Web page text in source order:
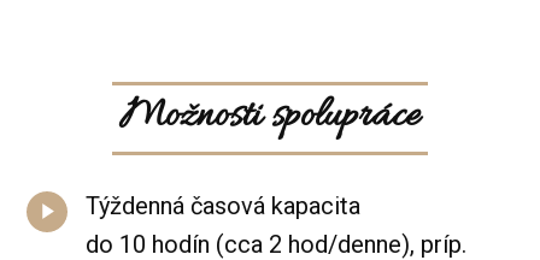
Možnosti spolupráce
Týždenná časová kapacita
do 10 hodín (cca 2 hod/denne), príp.